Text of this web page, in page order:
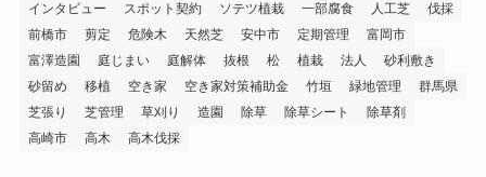
インタビュー スポット契約 ソテツ植栽 一部腐食 人工芝
伐採
前橋市
剪定 危険木 天然芝 安中市 定期管理
富岡市
富澤造園
庭じまい 庭解体 抜根 松 植栽 法人
砂利敷き
砂留め
移植 空き家 空き家対策補助金 竹垣 緑地管理
群馬県
芝張り
芝管理 草刈り 造園 除草 除草シート
除草剤
高崎市
高木 高木伐採